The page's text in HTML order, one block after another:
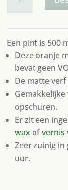
Een pint is 500
Deze oranje
bevat geen
De matte
opschuren.
Er zit een
wax ofvernis
Zeer zuinig
uur.